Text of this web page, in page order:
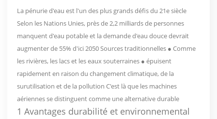
La pénurie d'eau est l'un des plus grands défis du 21e siècle
Selon les Nations Unies, près de 2,2 milliards de personnes
manquent d'eau potable et la demande d'eau douce devrait
augmenter de 55% d'ici 2050 Sources traditionnelles ● Comme
les rivières, les lacs et les eaux souterraines ● épuisent
rapidement en raison du changement climatique, de la
surutilisation et de la pollution C'est là que les machines
aériennes se distinguent comme une alternative durable
1 Avantages durabilité et environnemental